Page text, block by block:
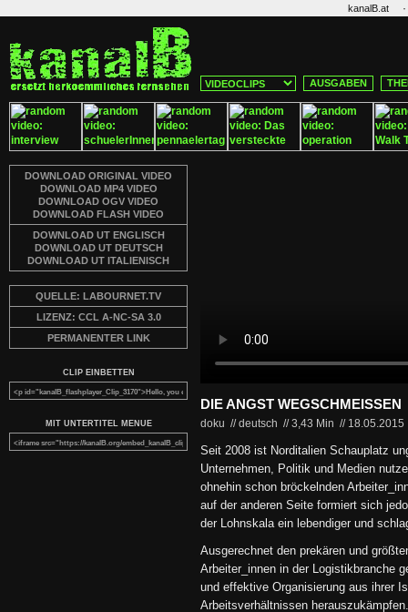
kanalB.at ·
AUSGABEN
DOWNLOAD ORIGINAL VIDEO
DOWNLOAD MP4 VIDEO
DOWNLOAD OGV VIDEO
DOWNLOAD FLASH VIDEO
DOWNLOAD UT ENGLISCH
DOWNLOAD UT DEUTSCH
DOWNLOAD UT ITALIENISCH
QUELLE: LABOURNET.TV
LIZENZ: CCL A-NC-SA 3.0
PERMANENTER LINK
CLIP EINBETTEN
MIT UNTERTITEL MENUE
DIE ANGST WEGSCHMEISSEN
doku // deutsch //3,43 Min // 18.05.2015
Seit 2008 ist Norditalien Schauplatz
Unternehmen, Politik und Medien
ohnehin schon bröckelnden
auf der anderen Seite formiert sich
der Lohnskala ein lebendiger und
Ausgerechnet den prekären und
Arbeiter_innen in der Logistikbranche
und effektive Organisierung aus ihrer
Arbeitsverhältnissen